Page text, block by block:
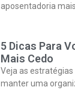
aposentadoria
5 Dicas Para
Mais Cedo
Veja as
manter uma